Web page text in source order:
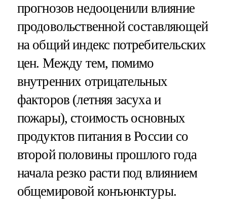
прогнозов недооценили влияние
продовольственной составляющей
на общий индекс потребительских
цен. Между тем, помимо
внутренних отрицательных
факторов (летняя засуха и
пожары), стоимость основных
продуктов питания в России со
второй половины прошлого года
начала резко расти под влиянием
общемировой конъюнктуры.